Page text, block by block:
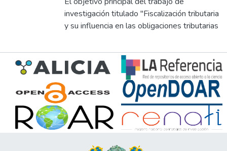
Advire, Maruja;Sanchez Quispe, Daisy
investigación titulado "Fiscalización tributaria
y su influencia en las obligaciones tributarias
distrito de Wanchaq, provincia y
departamento del Cusco – 2019" tuvo
como objetivo general determinar cómo la
fiscalización tributaria incide en el
cumplimiento de las obligaciones tributarias
en los centros comerciales.
Se utilizó una metodología básica con un
experimental transversal. La población de